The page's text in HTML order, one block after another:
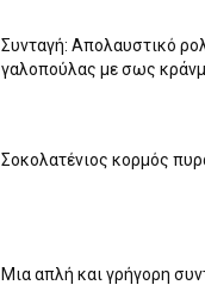
Συνταγή: Απολαυστικό
γαλοπούλας με σως
Σοκολατένιος κορμός
Μια απλή και γρήγορη